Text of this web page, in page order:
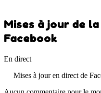
Mises à jour de
Facebook
En direct
Mises à jour en direct de